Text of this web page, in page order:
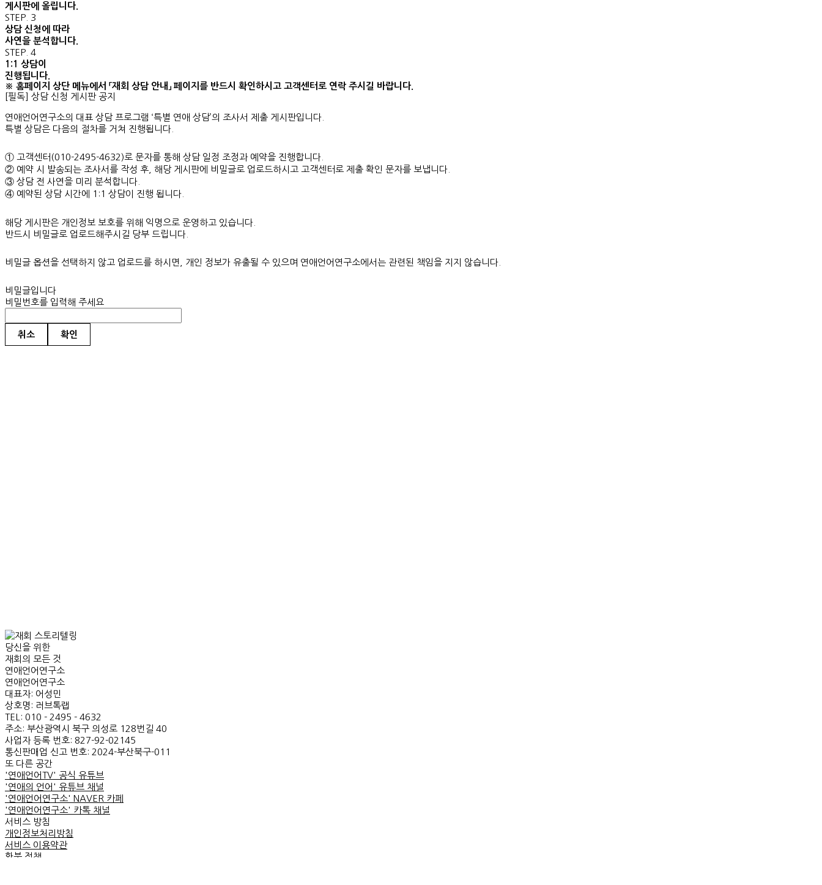
게시판에 올립니다.
STEP. 3
상담 신청에 따라
사연을 분석합니다.
STEP. 4
1:1 상담이
진행됩니다.
※ 홈페이지 상단 메뉴에서 「재회 상담 안내」 페이지를 반드시 확인하시고 고객센터로 연락 주시길 바랍니다.
[필독] 상담 신청 게시판 공지
연애언어연구소의 대표 상담 프로그램 ‘특별 연애 상담’의 조사서 제출 게시판입니다.
특별 상담은 다음의 절차를 거쳐 진행됩니다.
① 고객센터(010-2495-4632)로 문자를 통해 상담 일정 조정과 예약을 진행합니다.
② 예약 시 발송되는 조사서를 작성 후, 해당 게시판에 비밀글로 업로드하시고 고객센터로 제출 확인 문자를 보냅니다.
③ 상담 전 사연을 미리 분석합니다.
④ 예약된 상담 시간에 1:1 상담이 진행 됩니다.
해당 게시판은 개인정보 보호를 위해 익명으로 운영하고 있습니다.
반드시 비밀글로 업로드해주시길 당부 드립니다.
비밀글 옵션을 선택하지 않고 업로드를 하시면, 개인 정보가 유출될 수 있으며 연애언어연구소에서는 관련된 책임을 지지 않습니다.
비밀글입니다
비밀번호를 입력해 주세요
취소 확인
당신을 위한
재회의 모든 것
연애언어연구소
연애언어연구소
대표자: 어성민
상호명: 러브톡랩
TEL: 010 - 2495 - 4632
주소: 부산광역시 북구 의성로 128번길 40
사업자 등록 번호: 827-92-02145
통신판매업 신고 번호: 2024-부산북구-011
또 다른 공간
'연애언어TV' 공식 유튜브
'연애의 언어' 유튜브 채널
'연애언어연구소' NAVER 카페
'연애언어연구소' 카톡 채널
서비스 방침
개인정보처리방침
서비스 이용약관
환불 정책